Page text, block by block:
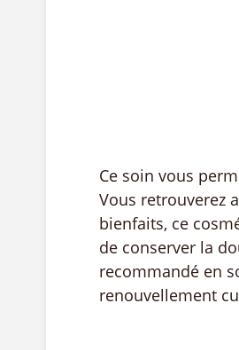
Ce soin vous
Vous retrouverez
bienfaits, ce
de conserver la
recommandé en
renouvellement